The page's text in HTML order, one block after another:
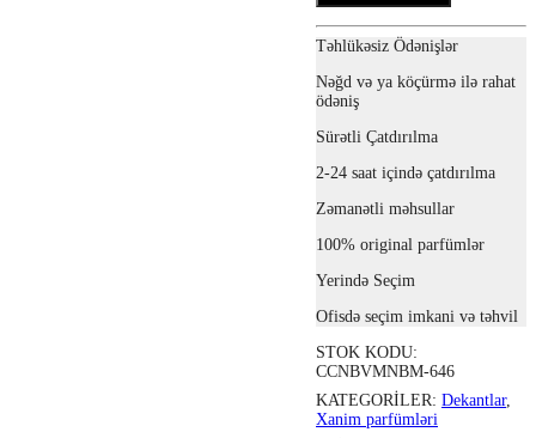
Təhlükəsiz Ödənişlər
Nəğd və ya köçürmə ilə rahat
ödəniş
Sürətli Çatdırılma
2-24 saat içində çatdırılma
Zəmanətli məhsullar
100% original parfümlər
Yerində Seçim
Ofisdə seçim imkani və təhvil
STOK KODU:
CCNBVMNBM-646
KATEGORILER: Dekantlar,
Xanim parfümləri